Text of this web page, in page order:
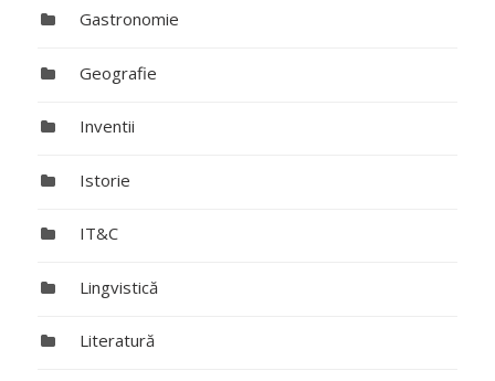
Gastronomie
Geografie
Inventii
Istorie
IT&C
Lingvistică
Literatură